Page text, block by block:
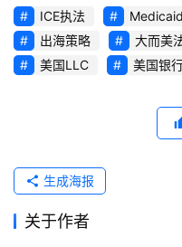
ICE执法
出海策略
大而美
美国LLC
美国银
生成海报
关于作者